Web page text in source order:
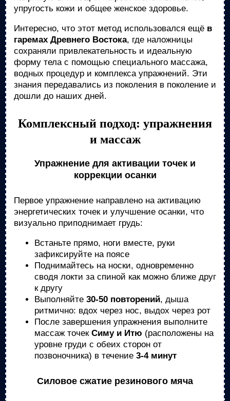
упругость кожи и общее женское здоровье.
Интересно, что этот метод использовался ещё в
гаремах Древнего Востока, где наложницы
сохраняли привлекательность и идеальную
форму тела с помощью специального массажа,
водных процедур и комплекса упражнений. Эти
знания передавались из поколения в поколение и
дошли до наших дней.
Комплексный подход: упражнения
и массаж
Упражнение для активации точек и
коррекции осанки
Первое упражнение направлено на активацию
энергетических точек и улучшение осанки, что
визуально приподнимает грудь:
Встаньте прямо, ноги вместе, руки
зафиксируйте на поясе
Поднимайтесь на носки, одновременно
сводя локти за спиной как можно ближе друг
к другу
Выполняйте 30-50 повторений, дыша
ритмично: вдох через нос, выдох через рот
После завершения упражнения выполните
массаж точек Симу и Итю (расположены на
уровне груди с обеих сторон от
позвоночника) в течение 3-4 минут
Силовое сжатие резинового мяча